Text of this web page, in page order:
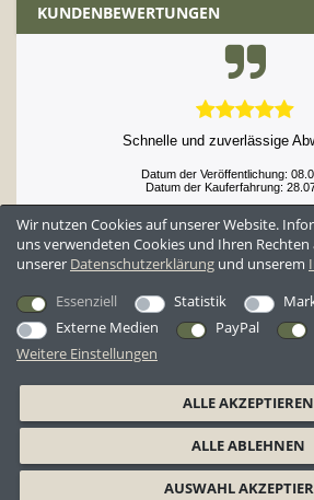
KUNDENBEWERTUNGEN
Schnelle und zuverlässige
Datum der Veröffentlichung:
Datum der Kauferfahrung:
Wir nutzen Cookies auf unserer Website.
uns verwendeten Cookies und Ihren
unserer Daten­schutz­erklärung und unserem
Essenziell
Statistik
Externe Medien
PayPal
Weitere Einstellungen
ALLE AKZEPTIEREN
ALLE ABLEHNEN
AUSWAHL
AGB Datenschutzerklärung
Barrierefreiheitserklärung
© 2026 BW-Shop